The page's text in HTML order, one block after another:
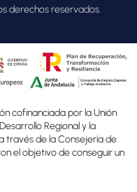
derechos reservados.
cofinanciada por la Unión
Regional y la
través de la Consejería de
el objetivo de conseguir un